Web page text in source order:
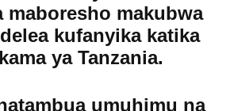
maboresho makubwa
kufanyika katika
ya Tanzania.
umuhimu na